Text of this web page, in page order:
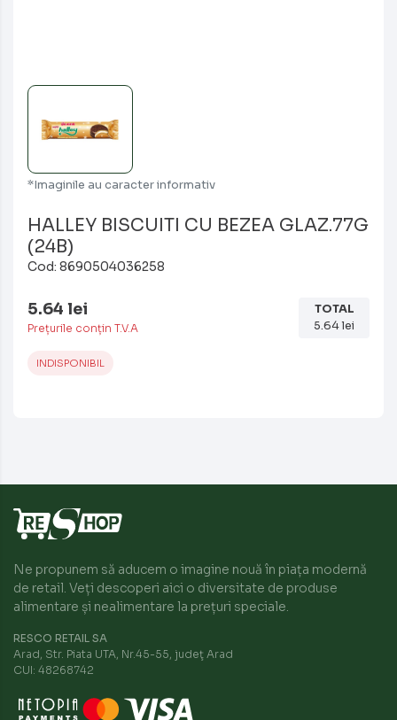
*Imaginile au caracter informativ
HALLEY BISCUITI CU BEZEA GLAZ.77G
(24B)
Cod: 8690504036258
5.64 lei
Prețurile conțin T.V.A
TOTAL
5.64lei
INDISPONIBIL
Ne propunem să aducem o imagine nouă în piața modernă
de retail. Veți descoperi aici o diversitate de produse
alimentare și nealimentare la prețuri speciale.
RESCO RETAIL SA
Arad, Str. Piata UTA, Nr.45-55, judeţ Arad
CUI: 48268742